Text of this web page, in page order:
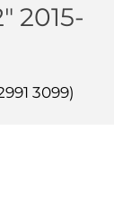
2015-
3099)